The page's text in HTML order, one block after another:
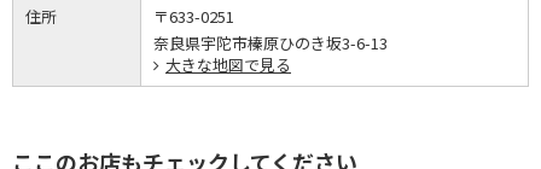
住所
〒633-0251
奈良県宇陀市榛原ひのき坂3-6-13
大きな地図で見る
ここのお店もチェックしてください